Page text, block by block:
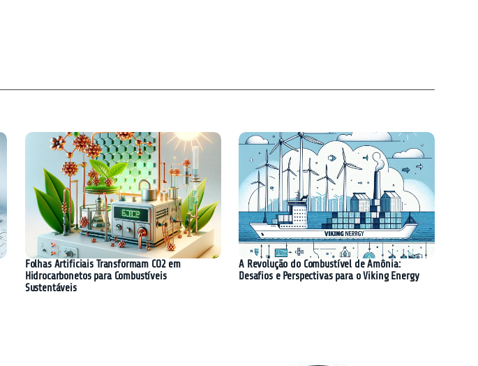
Folhas Artificiais Transformam CO2 em
Hidrocarbonetos para Combustíveis
Sustentáveis
A Revolução do Combustível de Amônia:
Desafios e Perspectivas para o Viking Energy